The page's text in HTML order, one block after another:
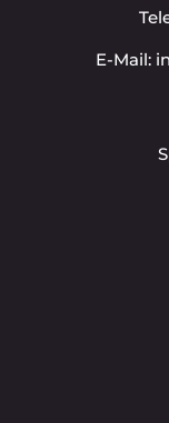
E-Mail: